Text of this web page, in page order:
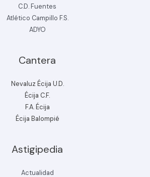
C.D. Fuentes
Atlético Campillo F.S.
ADYO
Cantera
Nevaluz Écija U.D.
Écija C.F.
F.A. Écija
Écija Balompié
Astigipedia
Actualidad